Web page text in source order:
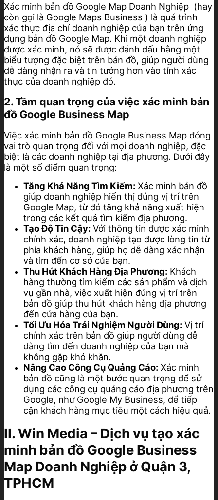
Xác minh bản đồ Google Map Doanh Nghiệp (hay
còn gọi là Google Maps Business ) là quá trình
xác thực địa chỉ doanh nghiệp của bạn trên ứng
dụng bản đồ Google Map. Khi một doanh nghiệp
được xác minh, nó sẽ được đánh dấu bằng một
biểu tượng đặc biệt trên bản đồ, giúp người dùng
dễ dàng nhận ra và tin tưởng hơn vào tính xác
thực của doanh nghiệp đó.
2. Tầm quan trọng của việc xác minh bản
đồ Google Business Map
Việc xác minh bản đồ Google Business Map đóng
vai trò quan trọng đối với mọi doanh nghiệp, đặc
biệt là các doanh nghiệp tại địa phương. Dưới đây
là một số điểm quan trọng:
Tăng Khả Năng Tìm Kiếm: Xác minh bản đồ
giúp doanh nghiệp hiển thị đúng vị trí trên
Google Map, từ đó tăng khả năng xuất hiện
trong các kết quả tìm kiếm địa phương.
Tạo Độ Tin Cậy: Với thông tin được xác minh
chính xác, doanh nghiệp tạo được lòng tin từ
phía khách hàng, giúp họ dễ dàng xác nhận
và tìm đến cơ sở của bạn.
Thu Hút Khách Hàng Địa Phương: Khách
hàng thường tìm kiếm các sản phẩm và dịch
vụ gần nhà, việc xuất hiện đúng vị trí trên
bản đồ giúp thu hút khách hàng địa phương
đến cửa hàng của bạn.
Tối Ưu Hóa Trải Nghiệm Người Dùng: Vị trí
chính xác trên bản đồ giúp người dùng dễ
dàng tìm đến doanh nghiệp của bạn mà
không gặp khó khăn.
Nâng Cao Công Cụ Quảng Cáo: Xác minh
bản đồ cũng là một bước quan trọng để sử
dụng các công cụ quảng cáo địa phương trên
Google, như Google My Business, để tiếp
cận khách hàng mục tiêu một cách hiệu quả.
II. Win Media – Dịch vụ tạo xác
minh bản đồ Google Business
Map Doanh Nghiệp ở Quận 3,
TPHCM